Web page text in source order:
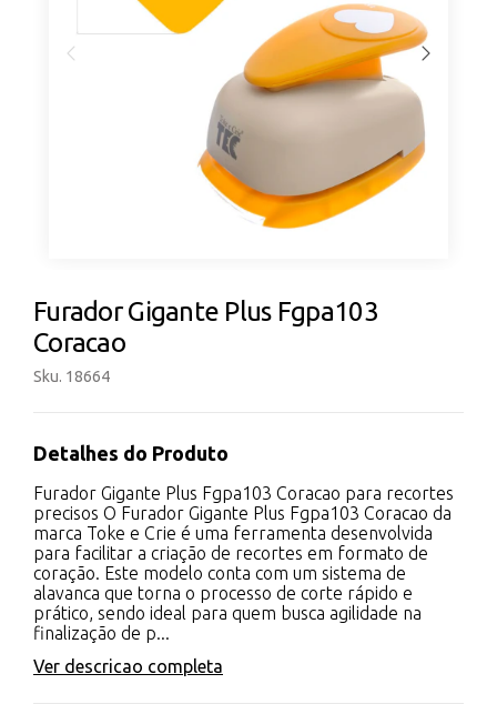
Furador Gigante Plus Fgpa103
Coracao
Sku. 18664
Detalhes do Produto
Furador Gigante Plus Fgpa103 Coracao para recortes
precisos O Furador Gigante Plus Fgpa103 Coracao da
marca Toke e Crie é uma ferramenta desenvolvida
para facilitar a criação de recortes em formato de
coração. Este modelo conta com um sistema de
alavanca que torna o processo de corte rápido e
prático, sendo ideal para quem busca agilidade na
finalização de p...
Ver descricao completa